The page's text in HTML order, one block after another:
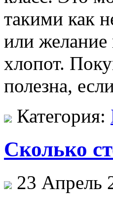
такими как
или желание
хлопот.
полезна,
Категория:
Сколько
23 Апрель